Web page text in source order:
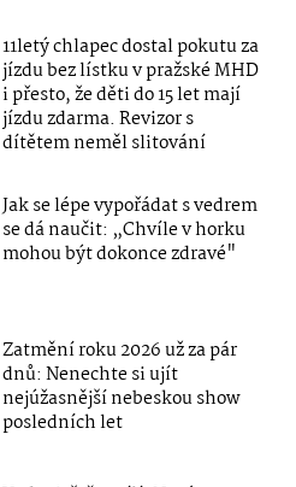
11letý chlapec dostal pokutu za
jízdu bez lístku v pražské MHD
i přesto, že děti do 15 let mají
jízdu zdarma. Revizor s
dítětem neměl slitování
Jak se lépe vypořádat s vedrem
se dá naučit: „Chvíle v horku
mohou být dokonce zdravé"
Zatmění roku 2026 už za pár
dnů: Nenechte si ujít
nejúžasnější nebeskou show
posledních let